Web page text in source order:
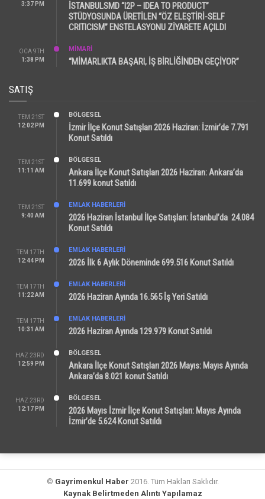
3:37 PM
İSTANBULSMD “I2P – IDEA TO PRODUCT”
STÜDYOSUNDA ÜRETİLEN “ÖZ ELEŞTİRİ-SELF
CRITICISM” ENSTELASYONU ZİYARETE AÇILDI
OCA 9TH
1:38 PM
MİMARİ
“MİMARLIKTA BAŞARI, İŞ BİRLİĞİNDEN GEÇİYOR”
SATIŞ
TEM 21ST
12:02 PM
BÖLGESEL
İzmir İlçe Konut Satışları 2026 Haziran: İzmir’de 7.791
Konut Satıldı
TEM 21ST
11:11 AM
BÖLGESEL
Ankara İlçe Konut Satışları 2026 Haziran: Ankara’da
11.699 konut Satıldı
TEM 21ST
9:40 AM
EMLAK HABERLERI
2026 Haziran İstanbul İlçe Satışları: İstanbul’da 24.084
Konut Satıldı
TEM 17TH
12:44 PM
EMLAK HABERLERI
2026 İlk 6 Aylık Döneminde 699.516 Konut Satıldı
TEM 17TH
11:22 AM
EMLAK HABERLERI
2026 Haziran Ayında 16.565 İş Yeri Satıldı
TEM 17TH
10:31 AM
EMLAK HABERLERI
2026 Haziran Ayında 129.979 Konut Satıldı
HAZ 23RD
12:59 PM
BÖLGESEL
Ankara İlçe Konut Satışları 2026 Mayıs: Mayıs Ayında
Ankara’da 8.021 konut Satıldı
HAZ 23RD
12:17 PM
BÖLGESEL
2026 Mayıs İzmir İlçe Konut Satışları: Mayıs Ayında
İzmir’de 5.624 Konut Satıldı
© Gayrimenkul Haber 2016. Tüm Hakları Saklıdır.
Kaynak Belirtmeden Alıntı Yapılamaz